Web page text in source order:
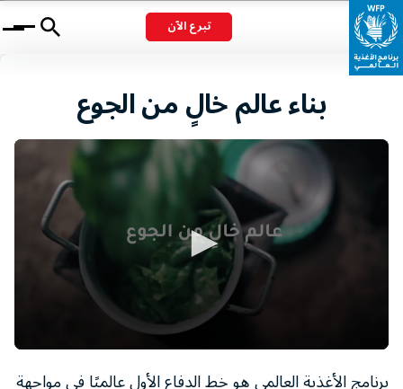
تبرع الآن Menu
بناء عالم خالٍ من الجوع
of
برنامج الأغذية العالمي هو خط الدفاع الأول عالميًا في مواجهة